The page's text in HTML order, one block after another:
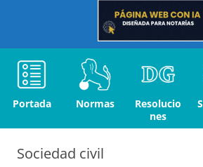
Portada Normas
Resolucio
nes
Sociedad civil